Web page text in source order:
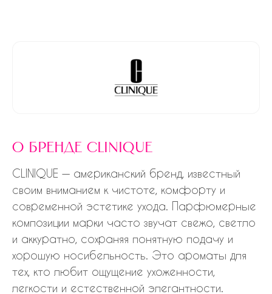
о бренде clinique
CLINIQUE — американский бренд, известный
своим вниманием к чистоте, комфорту и
современной эстетике ухода. Парфюмерные
композиции марки часто звучат свежо, светло
и аккуратно, сохраняя понятную подачу и
хорошую носибельность. Это ароматы для
тех, кто любит ощущение ухоженности,
легкости и естественной элегантности.